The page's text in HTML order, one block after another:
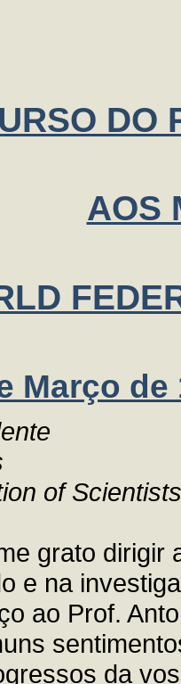
DO
AOS
Março de
of
grato
e na
ao Prof.
da